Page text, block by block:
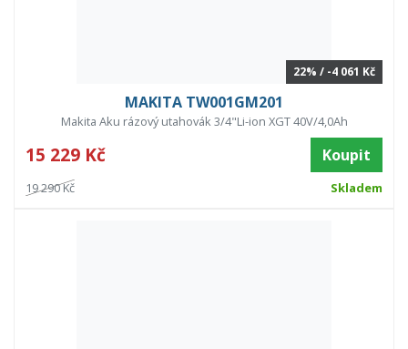
22% / -4 061 Kč
MAKITA TW001GM201
Makita Aku rázový utahovák 3/4"Li-ion XGT 40V/4,0Ah
15 229 Kč Koupit
19 290 Kč Skladem